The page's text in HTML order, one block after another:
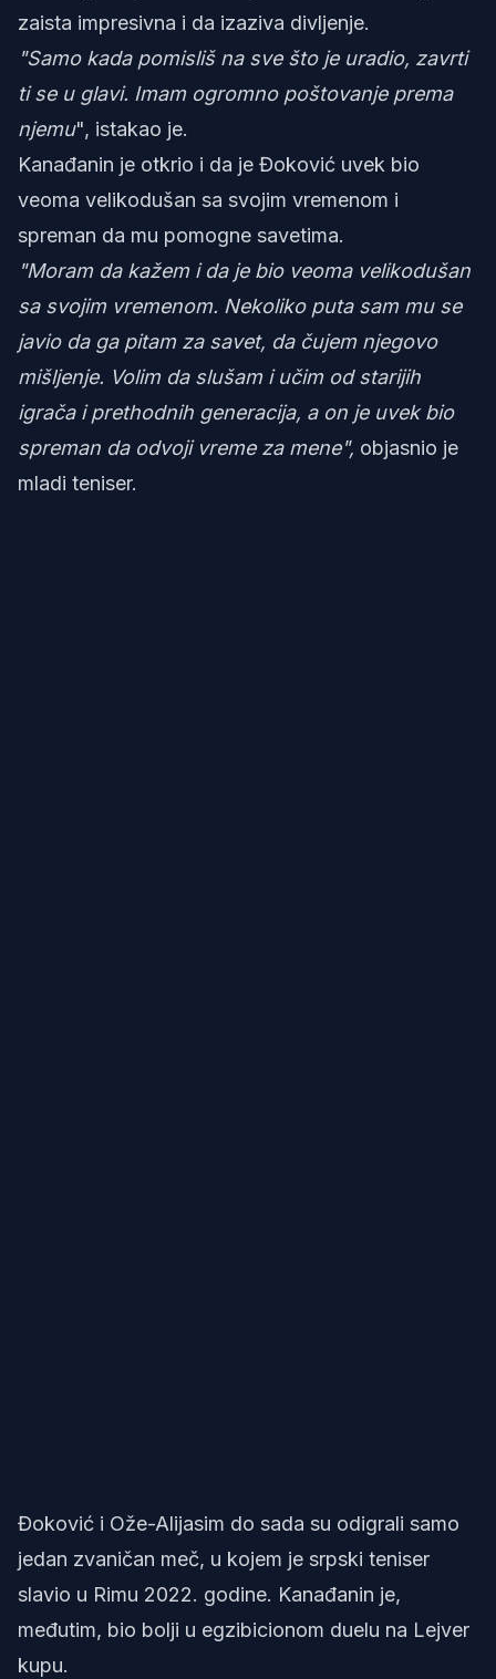
zaista impresivna i da izaziva divljenje.
"Samo kada pomisliš na sve što je uradio, zavrti
ti se u glavi. Imam ogromno poštovanje prema
njemu", istakao je.
Kanađanin je otkrio i da je Đoković uvek bio
veoma velikodušan sa svojim vremenom i
spreman da mu pomogne savetima.
"Moram da kažem i da je bio veoma velikodušan
sa svojim vremenom. Nekoliko puta sam mu se
javio da ga pitam za savet, da čujem njegovo
mišljenje. Volim da slušam i učim od starijih
igrača i prethodnih generacija, a on je uvek bio
spreman da odvoji vreme za mene", objasnio je
mladi teniser.
Đoković i Ože-Alijasim do sada su odigrali samo
jedan zvaničan meč, u kojem je srpski teniser
slavio u Rimu 2022. godine. Kanađanin je,
međutim, bio bolji u egzibicionom duelu na Lejver
kupu.